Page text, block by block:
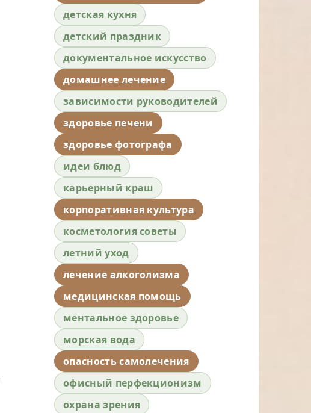
детская кухня
детский праздник
документальное искусство
домашнее лечение
зависимости руководителей
здоровье печени
здоровье фотографа
идеи блюд
карьерный краш
корпоративная культура
косметология советы
летний уход
лечение алкоголизма
медицинская помощь
ментальное здоровье
морская вода
опасность самолечения
офисный перфекционизм
охрана зрения